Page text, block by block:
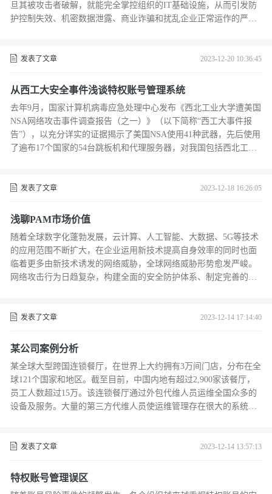
旦其被攻击者破解，就能完全掌控组织的IT基础设施，从而引发防
护控制失效、机密数据泄露、商业诈骗和扰乱企业正常运作的严重
发表了文章 2023-12-20 10:36:45
从西工大安全事件浅谈特权账号管理系统
去年9月，国家计算机病毒应急处理中心发布《西北工业大学遭美国
NSA网络攻击事件调查报告（之一）》（以下简称“西工大事件报
告”），以充分详实的证据揭示了美国NSA使用41种武器，先后使用
了遍布17个国家的54台跳板机和代理服务器，对我国包括西北工业
发表了文章 2023-12-18 16:26:05
浅聊PAM市场价值
随着全球数字化蓬勃发展，云计算、人工智能、大数据、5G等技术
的应用范围不断扩大，在企业运用新技术提高自身效率的同时也面
临着更多由新技术诱发的网络威胁，全球网络威胁形势愈发严峻。
网络攻击行为日趋复杂，构建全面的安全防护体系、制定完善的安
发表了文章 2023-12-14 17:14:40
某公司案例分析
某全球大型跨国连锁餐厅，在世界上大约拥有3万间门店，分布在全
球121个国家和地区。截至目前，中国内地有超过2,900家该餐厅，
员工人数超过15万。该连锁餐厅通过外包代维人员运维全国众多的
设备及服务。大量的第三方代维人员使运维管理存在很大的系统和
发表了文章 2023-12-14 13:57:13
特权账号管理误区